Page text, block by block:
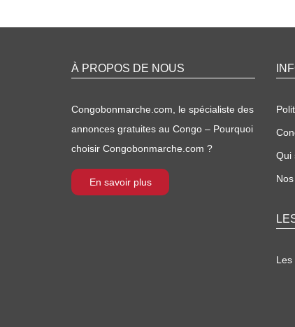
À PROPOS DE NOUS
Congobonmarche.com, le spécialiste des
annonces gratuites au Congo – Pourquoi
choisir Congobonmarche.com ?
En savoir plus
Qui
Les